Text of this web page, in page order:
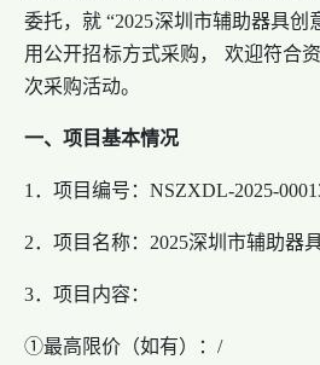
委托，就 “2025深圳市辅助器具创
用公开招标方式采购， 欢迎符合
次采购活动。
一、项目基本情况
1．项目编号：NSZXDL-2025-
2．项目名称：2025深圳市辅助器
3．项目内容：
①最高限价（如有）：/